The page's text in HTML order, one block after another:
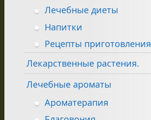
Лечебные диеты
Напитки
Рецепты приготовления
Лекарственные растения.
Лечебные ароматы
Ароматерапия